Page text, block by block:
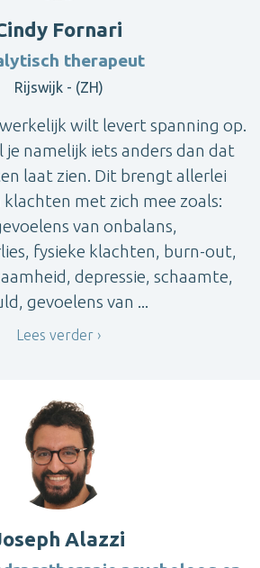
Fornari
therapeut
Rijswijk - (ZH)
wilt levert spanning op.
je namelijk iets anders dan dat
laat zien. Dit brengt allerlei
met zich mee zoals:
van onbalans,
fysieke klachten, burn-out,
depressie, schaamte,
gevoelens van ...
Lees verder
Alazzi